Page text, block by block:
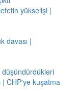
yükselişi |
davası |
düşündürdükleri
| CHP'ye kuşatma